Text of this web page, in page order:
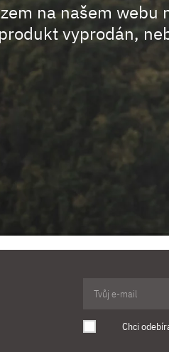
na našem webu
vyprodán,
Chci